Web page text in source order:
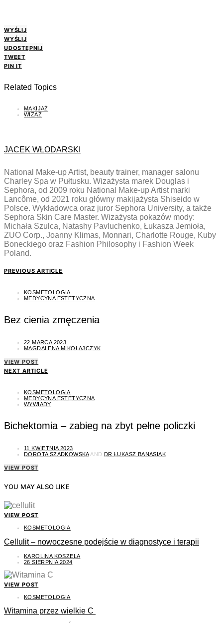
WYŚLIJ
WYŚLIJ
UDOSTĘPNIJ
TWEET
PIN IT
Related Topics
MAKIJAŻ
WIZAŻ
JACEK WŁODARSKI
National Make-up Artist, beauty trainer, manager salonu
Charley Spa w Pułtusku. Wizażysta marek Douglas i
Sephora, od 2009 roku National Make-up Artist marki
Lancôme, od 2021 roku główny makijażysta Shiseido w
Polsce. Wykładowca oraz juror Sephora University, a także
Sephora Skin Care Master. Wizażysta pokazów mody:
Michała Szulca, Natashy Pavluchenko, Łukasza Jemioła,
ZUO Corp., Joanny Klimas, Monnari, Charlotte Rouge, Kuby
Boneckiego oraz Fashion Philosophy i Fashion Week
Poland.
PREVIOUS ARTICLE
KOSMETOLOGIA
MEDYCYNA ESTETYCZNA
Bez cienia zmęczenia
22 MARCA 2023
MAGDALENA MIKOŁAJCZYK
VIEW POST
NEXT ARTICLE
KOSMETOLOGIA
MEDYCYNA ESTETYCZNA
WYWIADY
Bichektomia – zabieg na zbyt pełne policzki
11 KWIETNIA 2023
DOROTA SZADKOWSKAAND DR ŁUKASZ BANASIAK
VIEW POST
YOU MAY ALSO LIKE
VIEW POST
KOSMETOLOGIA
Cellulit – nowoczesne podejście w diagnostyce i terapii
KAROLINA KOSZELA
26 SIERPNIA 2024
VIEW POST
KOSMETOLOGIA
Witamina przez wielkie C